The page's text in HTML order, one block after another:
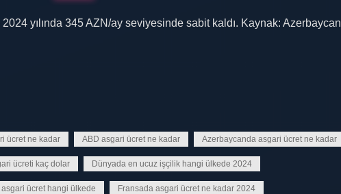
yılında 345 AZN/ay seviyesinde sabit kaldı. Kaynak: Azerbaycan
ücret ne kadar ABD asgari ücret ne kadar Azerbaycanda asgari ücret ne kadar
ücreti kaç dolar Dünyada en ucuz işçilik hangi ülkede 2024
asgari ücret hangi ülkede Fransada asgari ücret ne kadar 2024